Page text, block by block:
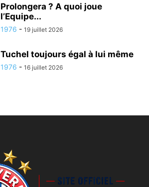
Prolongera ? A quoi joue
l’Equipe...
1976 - 19 juillet 2026
Tuchel toujours égal à lui même
1976 - 16 juillet 2026